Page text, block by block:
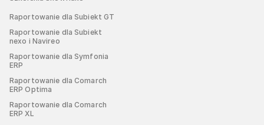
Raportowanie dla Subiekt GT
Raportowanie dla Subiekt
nexo i Navireo
Raportowanie dla Symfonia
ERP
Raportowanie dla Comarch
ERP Optima
Raportowanie dla Comarch
ERP XL